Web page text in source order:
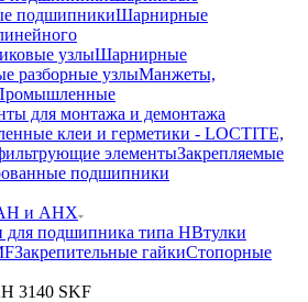
подшипникиШарнирные
узлыШарнирные
разборные узлыМанжеты,
для монтажа и демонтажа
клеи и герметики - LOCTITE,
элементыЗакрепляемые
подшипники
и AHX
для подшипника типа HВтулки
Закрепительные гайкиСтопорные
3140 SKF